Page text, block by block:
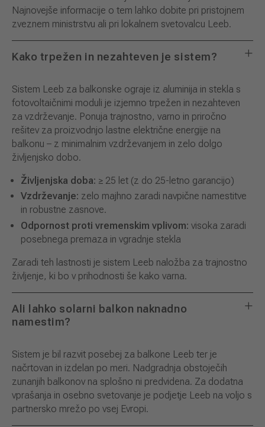
Najnovejše informacije o tem lahko dobite pri pristojnem
zveznem ministrstvu ali pri lokalnem svetovalcu Leeb.
Kako trpežen in nezahteven je sistem?
Sistem Leeb za balkonske ograje iz aluminija in stekla s
fotovoltaičnimi moduli je izjemno trpežen in nezahteven
za vzdrževanje. Ponuja trajnostno, varno in priročno
rešitev za proizvodnjo lastne električne energije na
balkonu – z minimalnim vzdrževanjem in zelo dolgo
življenjsko dobo.
Življenjska doba: ≥ 25 let (z do 25-letno garancijo)
Vzdrževanje: zelo majhno zaradi navpične namestitve
in robustne zasnove.
Odpornost proti vremenskim vplivom: visoka zaradi
posebnega premaza in vgradnje stekla
Zaradi teh lastnosti je sistem Leeb naložba za trajnostno
življenje, ki bo v prihodnosti še kako varna.
Ali lahko solarni balkon naknadno
namestim?
Sistem je bil razvit posebej za balkone Leeb ter je
načrtovan in izdelan po meri. Nadgradnja obstoječih
zunanjih balkonov na splošno ni predvidena. Za dodatna
vprašanja in osebno svetovanje je podjetje Leeb na voljo s
partnersko mrežo po vsej Evropi.